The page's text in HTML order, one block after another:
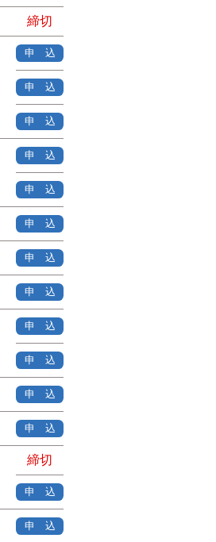
締切
申 込
申 込
申 込
申 込
申 込
申 込
申 込
申 込
申 込
申 込
申 込
申 込
締切
申 込
申 込